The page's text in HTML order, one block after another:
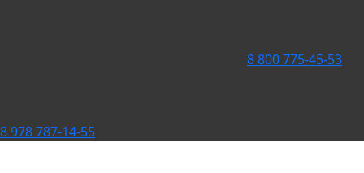
8 800 775-45-53
8 978 787-14-55